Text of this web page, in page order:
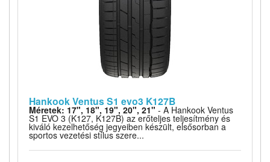
Hankook Ventus S1 evo3 K127B
Méretek: 17", 18", 19", 20", 21" - A Hankook Ventus
S1 EVO 3 (K127, K127B) az erőteljes teljesítmény és
kiváló kezelhetőség jegyeiben készült, elsősorban a
sportos vezetési stílus szere...